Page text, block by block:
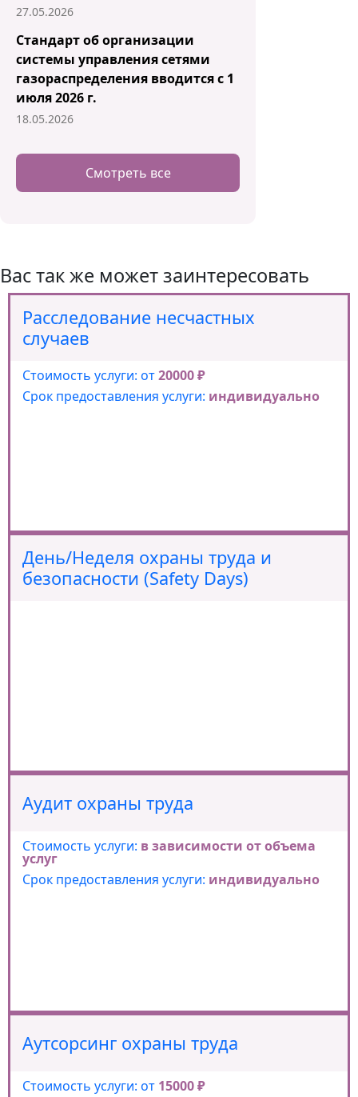
27.05.2026
Стандарт об организации
системы управления сетями
газораспределения вводится с 1
июля 2026 г.
18.05.2026
Смотреть все
Вас так же может заинтересовать
Расследование несчастных
случаев
Стоимость услуги: от20000 ₽
Срок предоставления услуги: индивидуально
День/Неделя охраны труда и
безопасности (Safety Days)
Аудит охраны труда
Стоимость услуги: в зависимости от объема
услуг
Срок предоставления услуги: индивидуально
Аутсорсинг охраны труда
Стоимость услуги: от 15000 ₽